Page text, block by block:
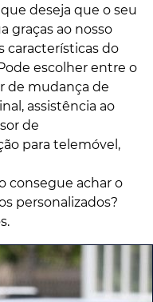
deseja que o seu
graças ao nosso
características do
escolher entre o
de mudança de
assistência ao
de
para telemóvel,
consegue achar o
personalizados?